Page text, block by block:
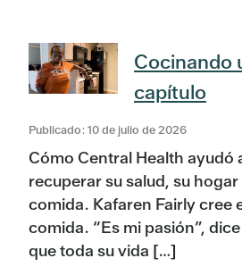
Cocinando
capítulo
Publicado: 10 de julio de 2026
Cómo Central Health ayudó
recuperar su salud, su
comida. Kafaren Fairly cree
comida. “Es mi pasión”,
que toda su vida […]